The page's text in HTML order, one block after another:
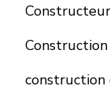
Construction